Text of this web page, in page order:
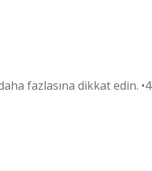
fazlasına dikkat edin. •4